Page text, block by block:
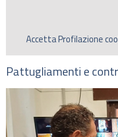
AccettaProfilazione
Pattugliamenti e